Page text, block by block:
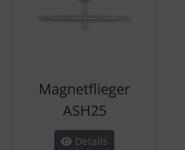
Magnetflieger
ASH25
Details